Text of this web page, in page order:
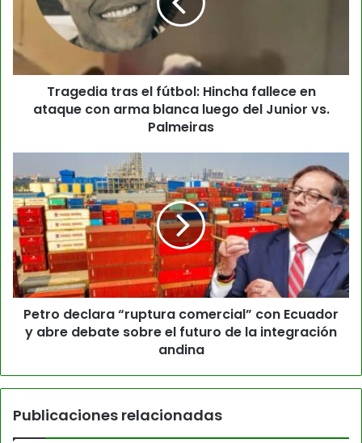
Tragedia tras el fútbol: Hincha fallece en
ataque con arma blanca luego del Junior vs.
Palmeiras
Petro declara “ruptura comercial” con Ecuador
y abre debate sobre el futuro de la integración
andina
Publicaciones relacionadas